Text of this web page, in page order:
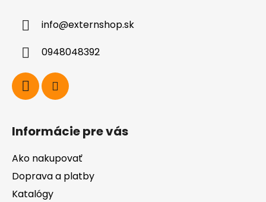
info@externshop.sk
0948048392
Informácie pre vás
Ako nakupovať
Doprava a platby
Katalógy